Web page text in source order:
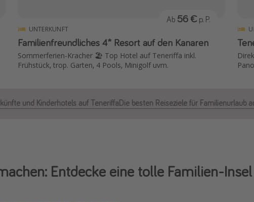
UNTERKUNFT
Familienfreundliches 4* Resort auf den Kanaren
Sommerferien-Kracher 🏖️ Top Hotel auf Teneriffa inkl.
Frühstück, trop. Garten, 4 Pools, Minigolf uvm.
Ab 56 € p. P.
und Kinderhotels auf Teneriffa Die besten Reiseziele für Familienurlaub
Entdecke eine tolle Familien-Insel